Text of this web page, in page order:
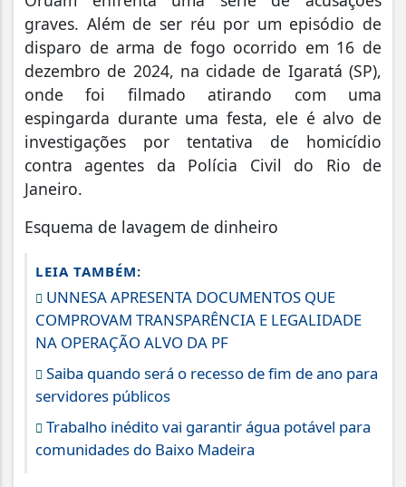
graves. Além de ser réu por um episódio de
disparo de arma de fogo ocorrido em 16 de
dezembro de 2024, na cidade de Igaratá (SP),
onde foi filmado atirando com uma
espingarda durante uma festa, ele é alvo de
investigações por tentativa de homicídio
contra agentes da Polícia Civil do Rio de
Janeiro.
Esquema de lavagem de dinheiro
LEIA TAMBÉM:
UNNESA APRESENTA DOCUMENTOS QUE
COMPROVAM TRANSPARÊNCIA E LEGALIDADE
NA OPERAÇÃO ALVO DA PF
Saiba quando será o recesso de fim de ano para
servidores públicos
Trabalho inédito vai garantir água potável para
comunidades do Baixo Madeira